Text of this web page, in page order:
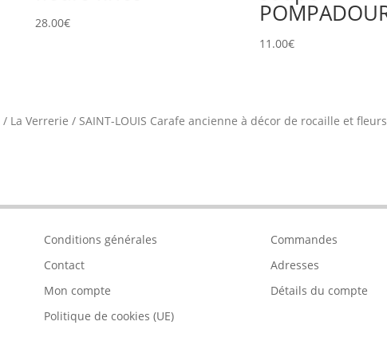
28.00€
11.00€
/ La Verrerie / SAINT-LOUIS Carafe ancienne à décor de rocaille et
Conditions générales
Contact
Mon compte
Politique de cookies (UE)
Commandes
Adresses
Détails du compte